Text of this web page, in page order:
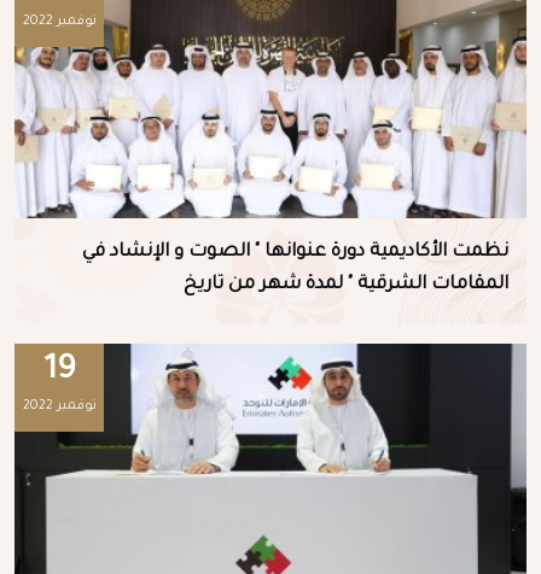
نوفمبر 2022
نظمت الأكاديمية دورة عنوانها " الصوت و الإنشاد في
المقامات الشرقية " لمدة شهر من تاريخ
19
نوفمبر 2022